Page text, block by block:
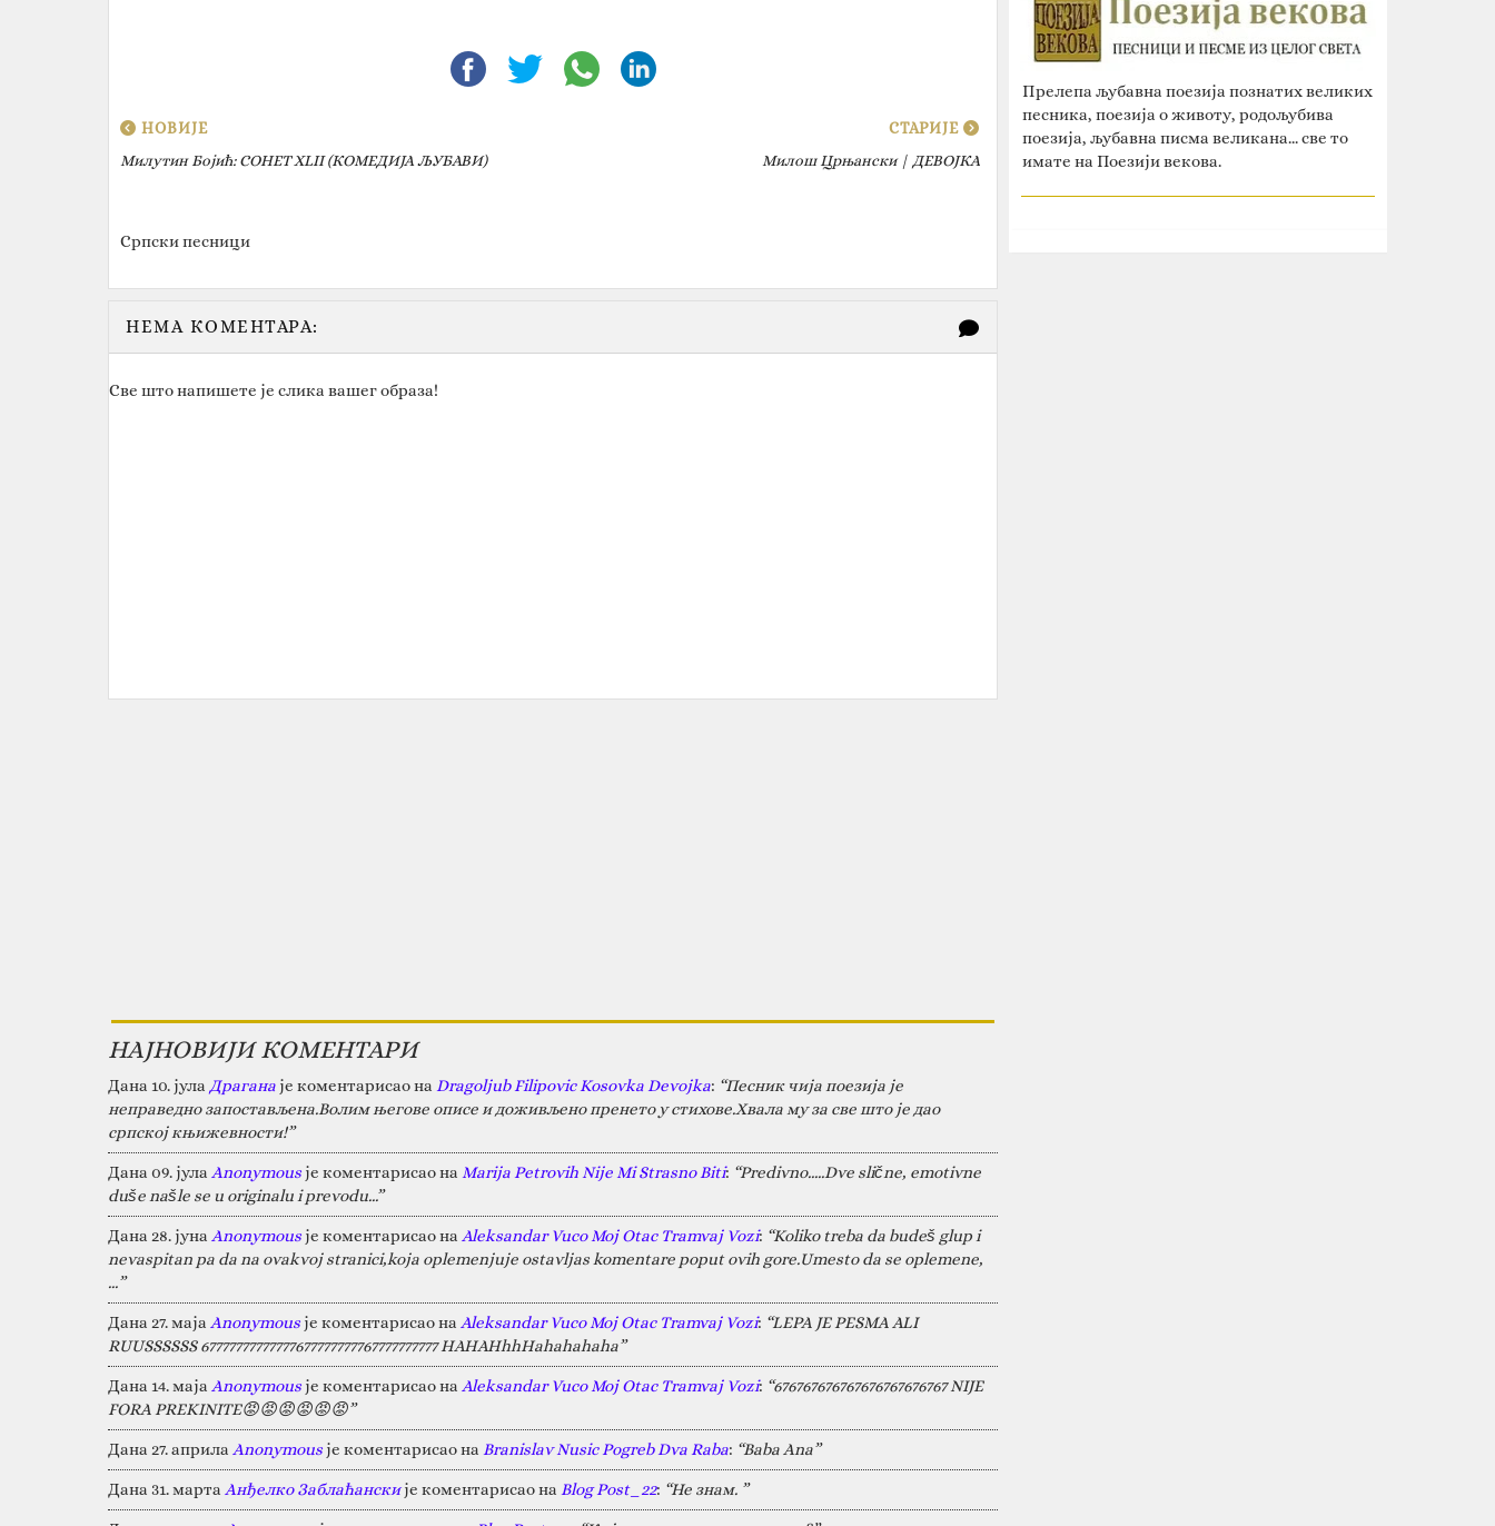
НОВИЈЕ
Милутин Бојић: СОНЕТ XLII (КОМЕДИЈА ЉУБАВИ)
СТАРИЈЕ
Милош Црњански | ДЕВОЈКА
Српски песници
НЕМА КОМЕНТАРА:
Све што напишете је слика вашег образа!
НАЈНОВИЈИ КОМЕНТАРИ
Дана 10. јула Драгана је коментарисао на Dragoljub Filipovic Kosovka Devojka: “Песник чија поезија је
неправедно запостављена.Волим његове описе и доживљено пренето у стихове.Хвала му за све што је дао
српској књижевности!”
Дана 09. јула Anonymous је коментарисао на Marija Petrovih Nije Mi Strasno Biti: “Predivno.....Dve slične, emotivne
duše našle se u originalu i prevodu...”
Дана 28. јуна Anonymous је коментарисао на Aleksandar Vuco Moj Otac Tramvaj Vozi: “Koliko treba da budeš glup i
nevaspitan pa da na ovakvoj stranici,koja oplemenjuje ostavljas komentare poput ovih gore.Umesto da se oplemene,
…”
Дана 27. маја Anonymous је коментарисао на Aleksandar Vuco Moj Otac Tramvaj Vozi: “LEPA JE PESMA ALI
RUUSSSSSS 67777777777777677777777767777777777 HAHAHhhHahahahaha”
Дана 14. маја Anonymous је коментарисао на Aleksandar Vuco Moj Otac Tramvaj Vozi: “676767676767676767676767 NIJE
FORA PREKINITE😡😡😡😡😡😡”
Дана 27. априла Anonymous је коментарисао на Branislav Nusic Pogreb Dva Raba: “Baba Ana”
Дана 31. марта Анђелко Заблаћанскије коментарисао на Blog Post_22: “Не знам. ”
Прелепа љубавна поезија познатих великих
песника, поезија о животу, родољубива
поезија, љубавна писма великана... све то
имате на Поезији векова.